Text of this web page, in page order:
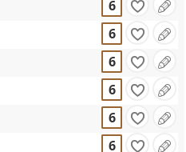
6
6
6
6
6
6